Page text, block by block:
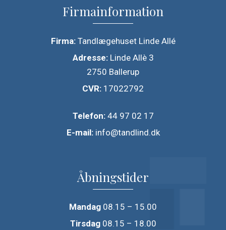
Firmainformation
Firma:Tandlægehuset Linde Allé
Adresse:Linde Allè 3
2750 Ballerup
CVR: 17022792
Telefon: 44 97 02 17
E-mail: info@tandlind.dk
Åbningstider
Mandag 08.15 – 15.00
Tirsdag08.15 – 18.00